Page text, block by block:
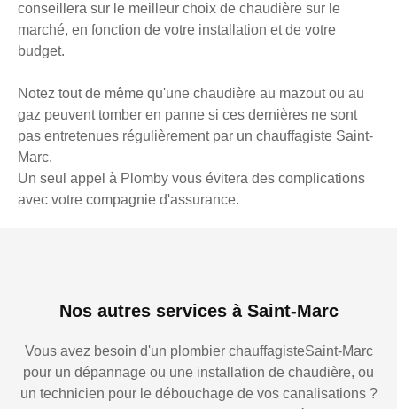
conseillera sur le meilleur choix de chaudière sur le
marché, en fonction de votre installation et de votre
budget.
Notez tout de même qu'une chaudière au mazout ou au
gaz peuvent tomber en panne si ces dernières ne sont
pas entretenues régulièrement par un chauffagiste Saint-
Marc.
Un seul appel à Plomby vous évitera des complications
avec votre compagnie d'assurance.
Nos autres services à Saint-Marc
Vous avez besoin d'un plombier chauffagisteSaint-Marc
pour un dépannage ou une installation de chaudière, ou
un technicien pour le débouchage de vos canalisations ?